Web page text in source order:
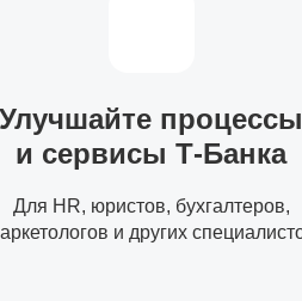
Улучшайте процессы
и сервисыТ-Банка
Для HR, юристов, бухгалтеров,
и других